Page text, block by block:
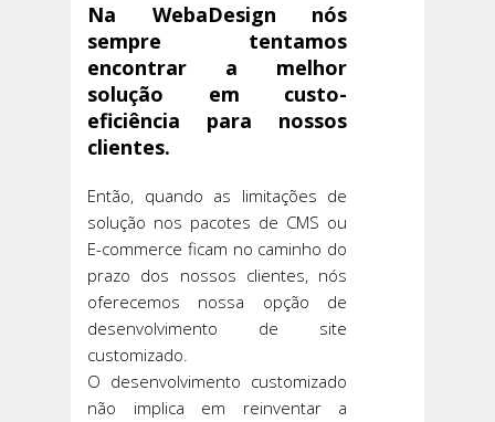
Na WebaDesign nós
sempre tentamos
encontrar a melhor
solução em custo-
eficiência para nossos
clientes.
Então, quando as limitações de
solução nos pacotes de CMS ou
E-commerce ficam no caminho do
prazo dos nossos clientes, nós
oferecemos nossa opção de
desenvolvimento de site
customizado.
O desenvolvimento customizado
não implica em reinventar a